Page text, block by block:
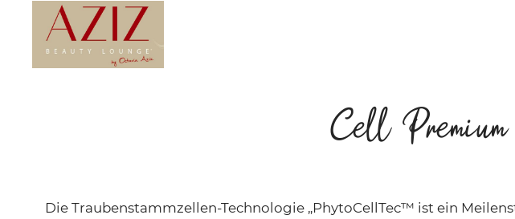
Cell
Die Traubenstammzellen-Technologie „PhytoCellTec™ ist ein